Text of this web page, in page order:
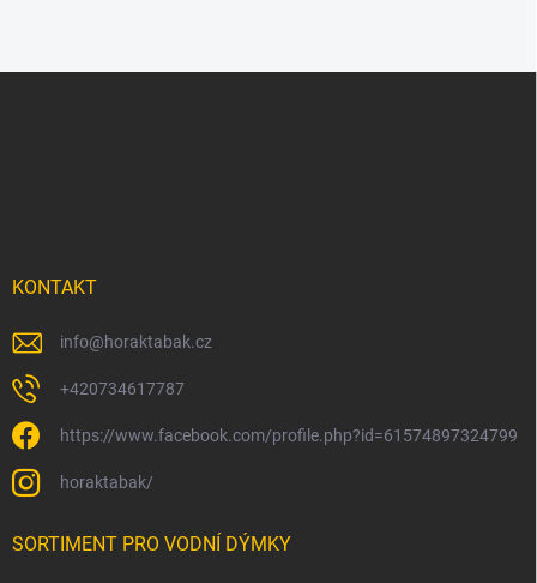
KONTAKT
info@horaktabak.cz
+420734617787
https://www.facebook.com/profile.php?id=61574897324799
horaktabak/
SORTIMENT PRO VODNÍ DÝMKY